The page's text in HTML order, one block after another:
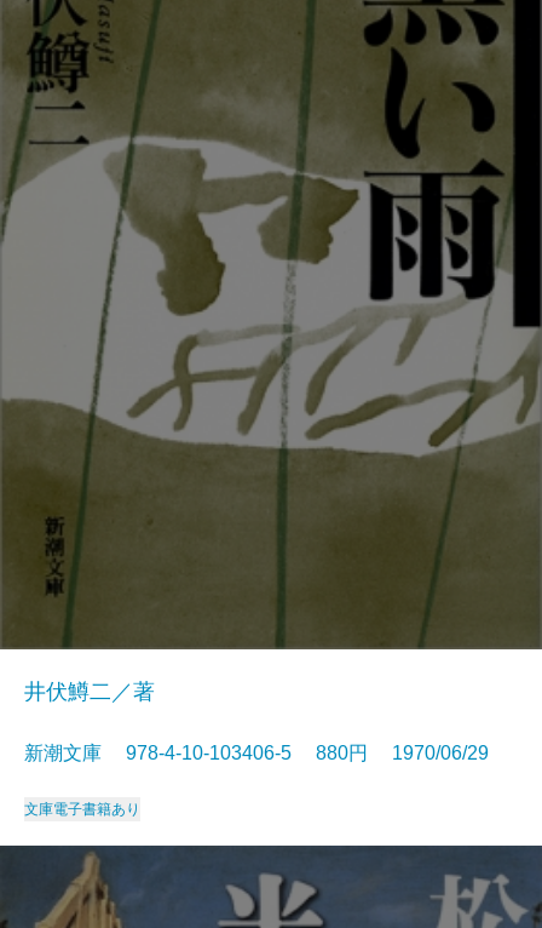
井伏鱒二／著
新潮文庫 978-4-10-103406-5 880円 1970/06/29
文庫電子書籍あり